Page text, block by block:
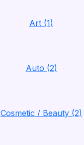
Art (1)
Auto (2)
Cosmetic / Beauty (2)